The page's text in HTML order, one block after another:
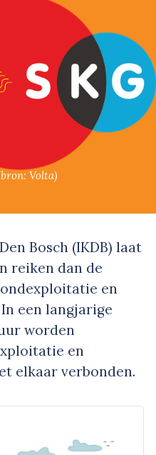
Volta)
Bosch (IKDB) laat
reiken dan de
en
een langjarige
worden
en
elkaar verbonden.